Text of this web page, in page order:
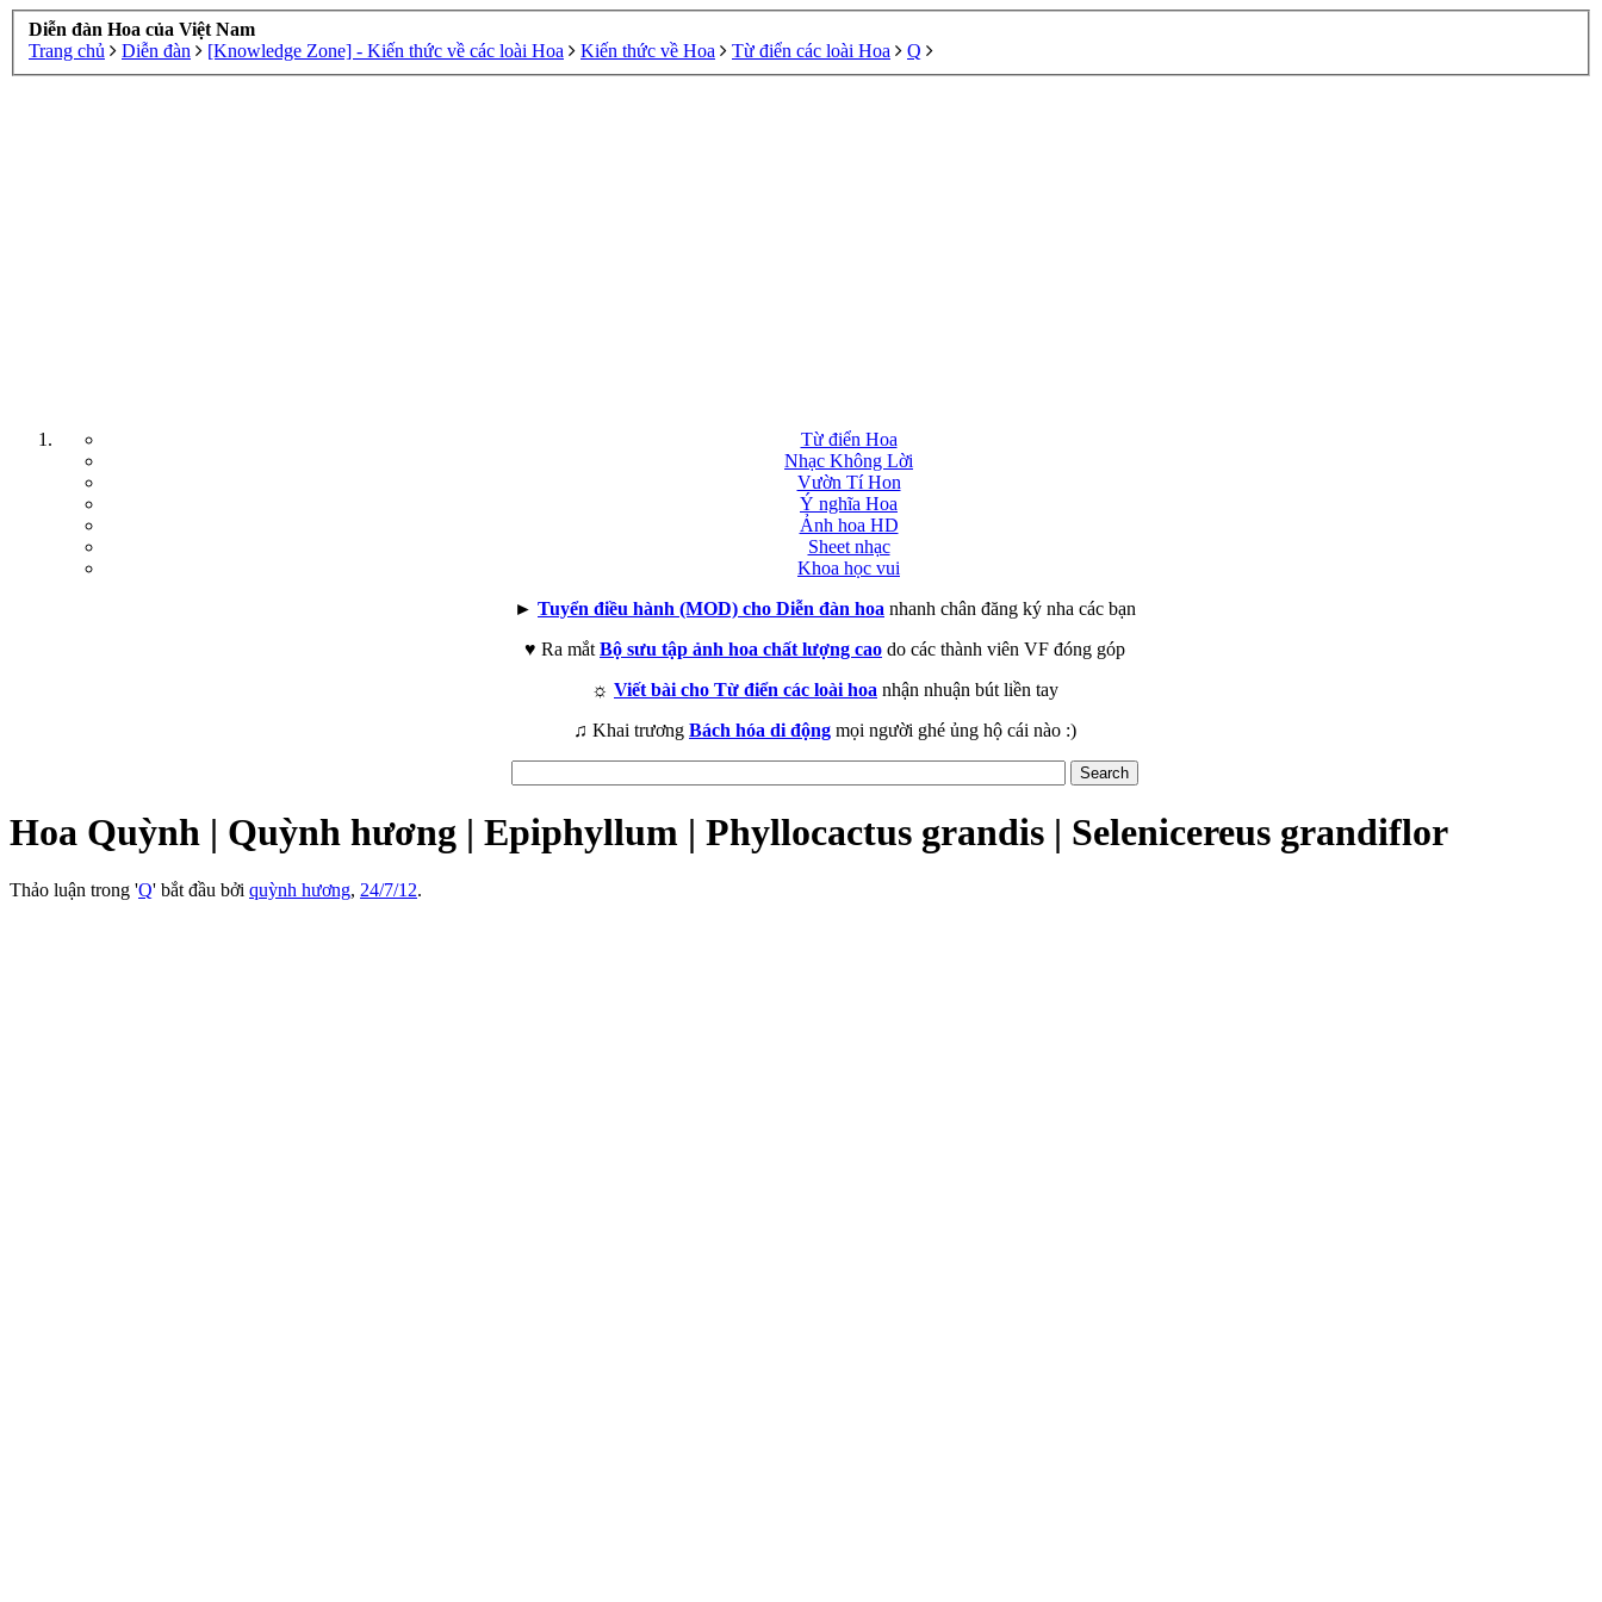
Diễn đàn Hoa của Việt Nam
Trang chủ
Diễn đàn [Knowledge Zone] - Kiến thức về các loài Hoa Kiến thức về Hoa Từ điển các loài Hoa Q
Từ điển Hoa
Nhạc Không Lời
Vườn Tí Hon
Ý nghĩa Hoa
Ảnh hoa HD
Sheet nhạc
Khoa học vui
► Tuyển điều hành (MOD) cho Diễn đàn hoa nhanh chân đăng ký nha các bạn
♥ Ra mắt Bộ sưu tập ảnh hoa chất lượng cao do các thành viên VF đóng góp
☼ Viết bài cho Từ điển các loài hoa nhận nhuận bút liền tay
♫ Khai trương Bách hóa di động mọi người ghé ủng hộ cái nào :)
Hoa Quỳnh | Quỳnh hương | Epiphyllum | Phyllocactus grandis | Selenicereus grandiflor
Thảo luận trong 'Q' bắt đầu bởi quỳnh hương, 24/7/12.